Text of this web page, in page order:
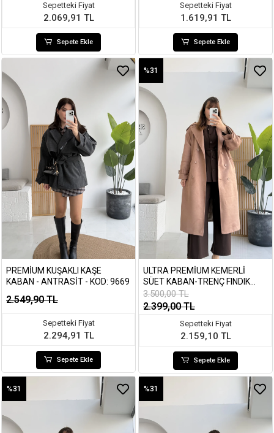
Sepetteki Fiyat
2.069,91 TL
Sepete Ekle
Sepetteki Fiyat
1.619,91 TL
Sepete Ekle
PREMIUM KUŞAKLI KAŞE
KABAN - ANTRASIT - KOD: 9669
2.549,90 TL
Sepetteki Fiyat
2.294,91 TL
Sepete Ekle
ULTRA PREMIUM KEMERLI
SÜET KABAN-TRENÇ FINDIK
RENGI - 9608
%31
3.500,00 TL
2.399,00 TL
Sepetteki Fiyat
2.159,10 TL
Sepete Ekle
%31 %31